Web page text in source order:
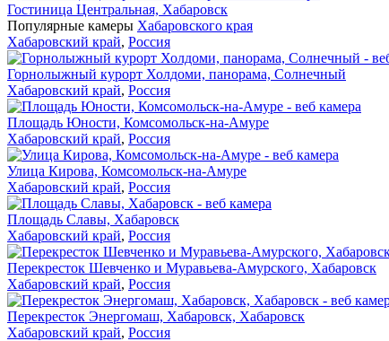
Гостиница Центральная, Хабаровск
Популярные камеры Хабаровского края
Хабаровский край, Россия
Горнолыжный курорт Холдоми, панорама, Солнечный
Хабаровский край, Россия
Площадь Юности, Комсомольск-на-Амуре
Хабаровский край, Россия
Улица Кирова, Комсомольск-на-Амуре
Хабаровский край, Россия
Площадь Славы, Хабаровск
Хабаровский край, Россия
Перекресток Шевченко и Муравьева-Амурского, Хабаровск
Хабаровский край, Россия
Перекресток Энергомаш, Хабаровск, Хабаровск
Хабаровский край, Россия